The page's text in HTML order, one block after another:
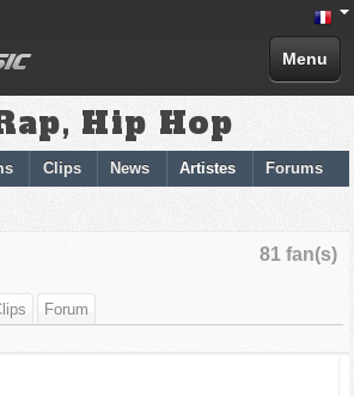
Menu
Hip Hop
Clips News Artistes Forums
81 fan(s)
Forum